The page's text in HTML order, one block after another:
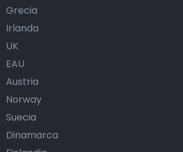
Grecia
Irlanda
UK
EAU
Austria
Norway
Suecia
Dinamarca